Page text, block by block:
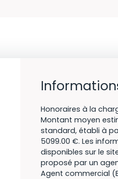
Honoraires à la
Montant moyen
standard, établi à
5099.00 €. Les
disponibles sur le
proposé par un
Agent commercial